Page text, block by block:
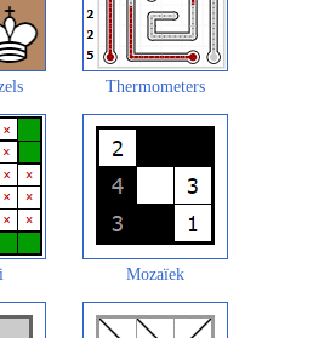
Thermometers
Mozaïek